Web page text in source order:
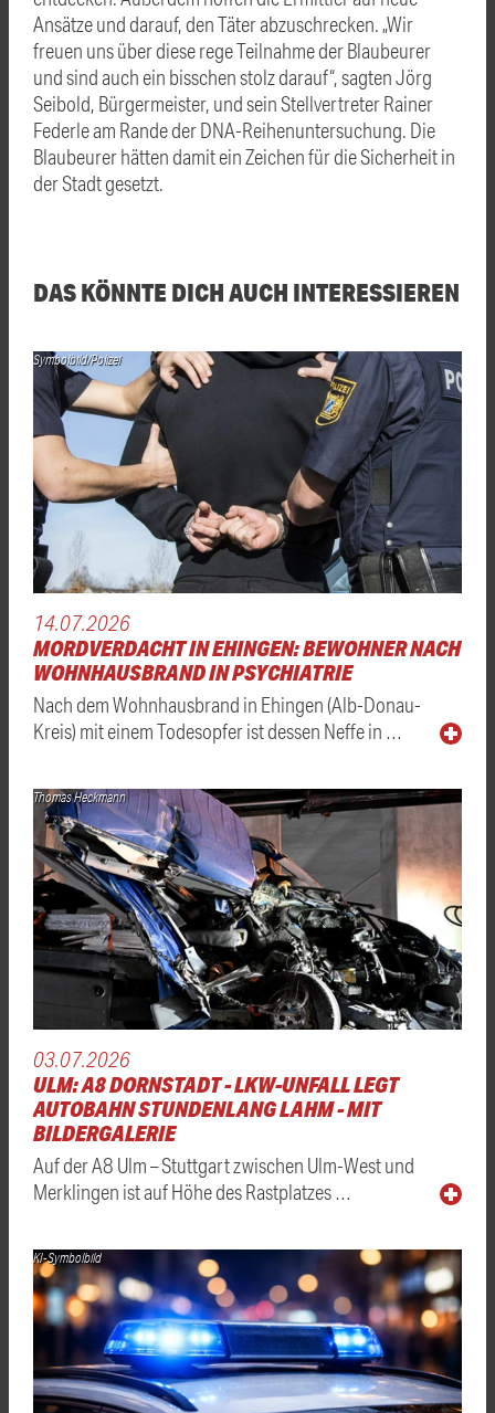
Ansätze und darauf, den Täter abzuschrecken. „Wir
freuen uns über diese rege Teilnahme der Blaubeurer
und sind auch ein bisschen stolz darauf“, sagten Jörg
Seibold, Bürgermeister, und sein Stellvertreter Rainer
Federle am Rande der DNA-Reihenuntersuchung. Die
Blaubeurer hätten damit ein Zeichen für die Sicherheit in
der Stadt gesetzt.
DAS KÖNNTE DICH AUCH INTERESSIEREN
Symbolbild/Polizei
14.07.2026
MORDVERDACHT IN EHINGEN: BEWOHNER NACH
WOHNHAUSBRAND IN PSYCHIATRIE
Nach dem Wohnhausbrand in Ehingen (Alb-Donau-
Kreis) mit einem Todesopfer ist dessen Neffe in …
Thomas Heckmann
03.07.2026
ULM: A8 DORNSTADT - LKW-UNFALL LEGT
AUTOBAHN STUNDENLANG LAHM - MIT
BILDERGALERIE
Auf der A8 Ulm – Stuttgart zwischen Ulm-West und
Merklingen ist auf Höhe des Rastplatzes …
KI-Symbolbild